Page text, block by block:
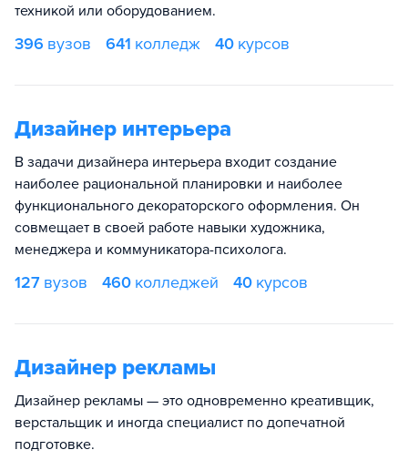
техникой или оборудованием.
396 вузов 641 колледж 40 курсов
Дизайнер интерьера
В задачи дизайнера интерьера входит создание
наиболее рациональной планировки и наиболее
функционального декораторского оформления. Он
совмещает в своей работе навыки художника,
менеджера и коммуникатора-психолога.
127 вузов 460 колледжей 40 курсов
Дизайнер рекламы
Дизайнер рекламы — это одновременно креативщик,
верстальщик и иногда специалист по допечатной
подготовке.